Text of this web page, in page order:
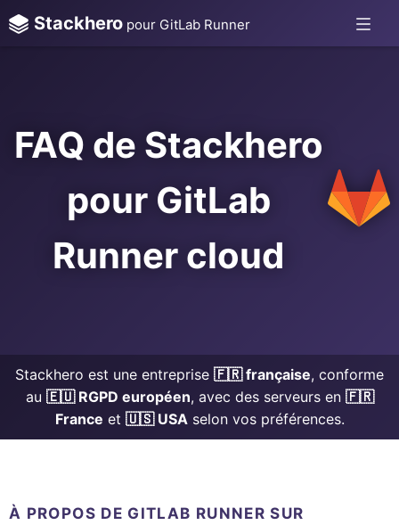
Stackhero pour GitLab Runner
ChatWoot
Code-Hero
FAQ de Stackhero
pour GitLab
Runner cloud
Stackhero est une entreprise 🇫🇷 française, conforme
au 🇪🇺 RGPD européen, avec des serveurs en 🇫🇷
France et 🇺🇸 USAselon vos préférences.
À PROPOS DE GITLAB RUNNER SUR